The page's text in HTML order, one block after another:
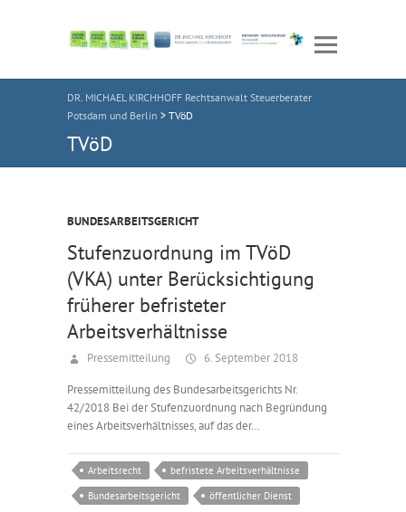
DR. MICHAEL KIRCHHOFF Rechtsanwalt Steuerberater
Potsdam und Berlin > TVöD
TVöD
BUNDESARBEITSGERICHT
Stufenzuordnung im TVöD
(VKA) unter Berücksichtigung
früherer befristeter
Arbeitsverhältnisse
Pressemitteilung 6. September 2018
Pressemitteilung des Bundesarbeitsgerichts Nr.
42/2018 Bei der Stufenzuordnung nach Begründung
eines Arbeitsverhältnisses, auf das der…
Arbeitsrecht
befristete Arbeitsverhältnisse
Bundesarbeitsgericht
öffentlicher Dienst